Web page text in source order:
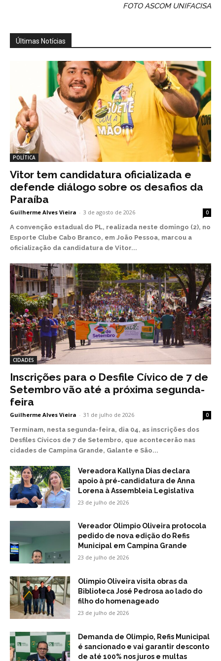
FOTO ASCOM UNIFACISA
Últimas Notícias
POLÍTICA
Vitor tem candidatura oficializada e
defende diálogo sobre os desafios da
Paraíba
Guilherme Alves Vieira - 3 de agosto de 2026 0
A convenção estadual do PL, realizada neste domingo (2), no
Esporte Clube Cabo Branco, em João Pessoa, marcou a
oficialização da candidatura de Vitor...
CIDADES
Inscrições para o Desfile Cívico de 7 de
Setembro vão até a próxima segunda-
feira
Guilherme Alves Vieira - 31 de julho de 2026 0
Terminam, nesta segunda-feira, dia 04, as inscrições dos
Desfiles Cívicos de 7 de Setembro, que acontecerão nas
cidades de Campina Grande, Galante e São...
Vereadora Kallyna Dias declara
apoio à pré-candidatura de Anna
Lorena à Assembleia Legislativa
23 de julho de 2026
Vereador Olimpio Oliveira protocola
pedido de nova edição do Refis
Municipal em Campina Grande
23 de julho de 2026
Olimpio Oliveira visita obras da
Biblioteca José Pedrosa ao lado do
filho do homenageado
23 de julho de 2026
Demanda de Olimpio, Refis Municipal
é sancionado e vai garantir desconto
de até 100% nos juros e multas